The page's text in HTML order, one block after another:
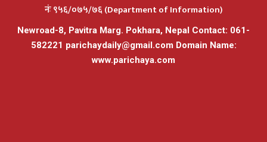
नंः ९५६/०७५/७६ (Department of Information)
Newroad-8, Pavitra Marg. Pokhara, Nepal Contact: 061-
582221 parichaydaily@gmail.comDomain Name:
www.parichaya.com